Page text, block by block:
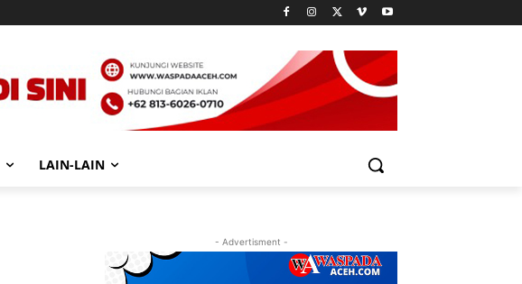
LAIN-LAIN
- Advertisment -